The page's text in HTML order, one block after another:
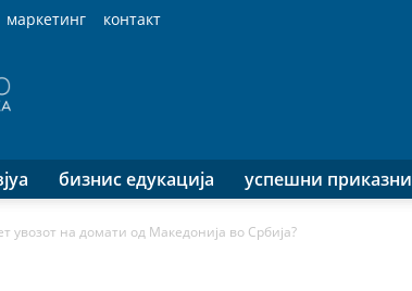
маркетинг
контакт
бизнис едукација успешни приказни
увозот на домати од Македонија во Србија?